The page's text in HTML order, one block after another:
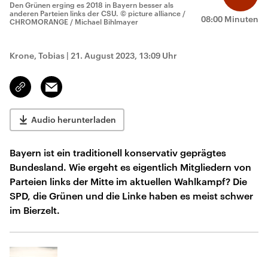
08:00 Minuten
Den Grünen erging es 2018 in Bayern besser als
anderen Parteien links der CSU. © picture alliance /
CHROMORANGE / Michael Bihlmayer
Krone, Tobias | 21. August 2023, 13:09 Uhr
Link
kopieren/teilen
Email
Audio herunterladen
Bayern ist ein traditionell konservativ geprägtes
Bundesland. Wie ergeht es eigentlich Mitgliedern von
Parteien links der Mitte im aktuellen Wahlkampf? Die
SPD, die Grünen und die Linke haben es meist schwer
im Bierzelt.